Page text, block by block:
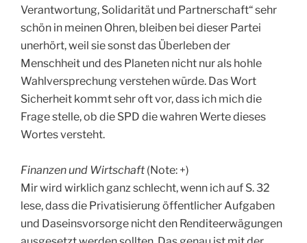
Verantwortung, Solidarität und Partnerschaft“ sehr
schön in meinen Ohren, bleiben bei dieser Partei
unerhört, weil sie sonst das Überleben der
Menschheit und des Planeten nicht nur als hohle
Wahlversprechung verstehen würde. Das Wort
Sicherheit kommt sehr oft vor, dass ich mich die
Frage stelle, ob die SPD die wahren Werte dieses
Wortes versteht.
Finanzen und Wirtschaft (Note: +)
Mir wird wirklich ganz schlecht, wenn ich auf S. 32
lese, dass die Privatisierung öffentlicher Aufgaben
und Daseinsvorsorge nicht den Renditeerwägungen